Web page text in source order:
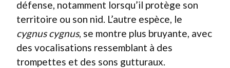
défense, notamment lorsqu’il protège son
territoire ou son nid. L’autre espèce, le
cygnus cygnus, se montre plus bruyante, avec
des vocalisations ressemblant à des
trompettes et des sons gutturaux.